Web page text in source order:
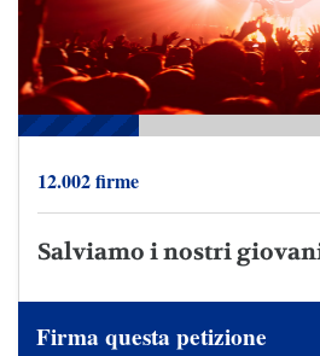
12.002 firme
Salviamo i nostri
Firma questa petizione